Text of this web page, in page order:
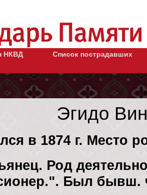
НКВД
Список пострадавших
Эгидо
в 1874 г. Место
Род
Был бывш.